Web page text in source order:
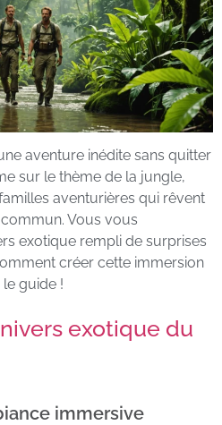
aventure inédite sans quitter
sur le thème de la jungle,
aventurières qui rêvent
Vous vous
exotique rempli de surprises
créer cette immersion
guide !
exotique du
immersive